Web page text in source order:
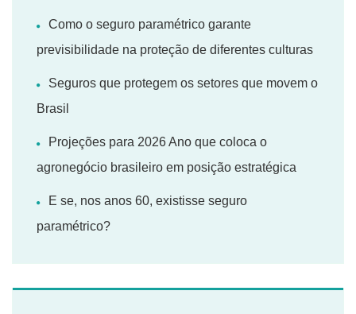
Como o seguro paramétrico garante
previsibilidade na proteção de diferentes culturas
Seguros que protegem os setores que movem o
Brasil
Projeções para 2026 Ano que coloca o
agronegócio brasileiro em posição estratégica
E se, nos anos 60, existisse seguro
paramétrico?